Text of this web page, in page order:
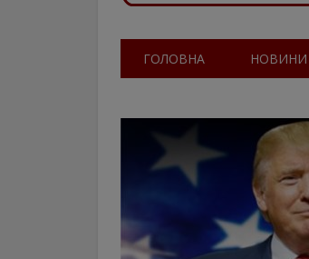
ГОЛОВНА НОВИНИ